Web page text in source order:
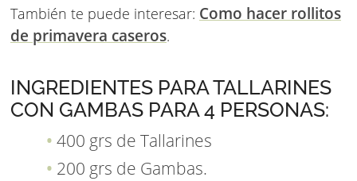
También te puede interesar: Como hacer rollitos
de primavera caseros.
INGREDIENTES PARA TALLARINES
CON GAMBAS PARA 4 PERSONAS:
400 grs de Tallarines
200 grs de Gambas.